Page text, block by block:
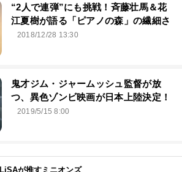
“2人で連弾”にも挑戦！斉藤壮馬＆花
江夏樹が語る「ピアノの森」の繊細さ
2018/12/28 13:30
鬼才ジム・ジャームッシュ監督が放
つ、異色ゾンビ映画が日本上陸決定！
2019/5/15 8:00
LiSAが推すミニオンズ